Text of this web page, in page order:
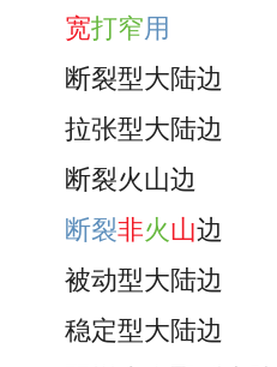
宽打窄用
断裂型大陆边
拉张型大陆边
断裂火山边
断裂非火山边
被动型大陆边
稳定型大陆边